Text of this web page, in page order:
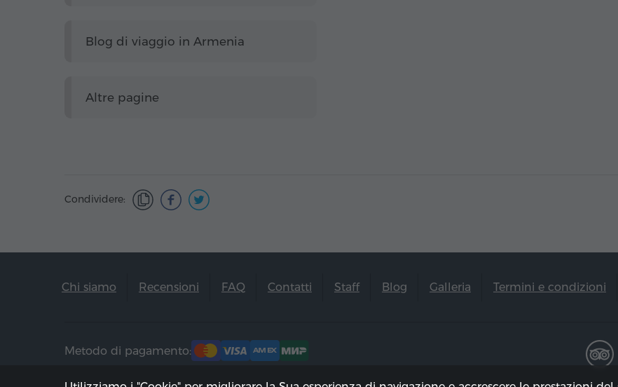
Blog di viaggio in Armenia
Altre pagine
Condividere:
Chi siamo Recensioni FAQ Contatti Staff Blog Galleria Termini e condizioni
Metodo di pagamento: